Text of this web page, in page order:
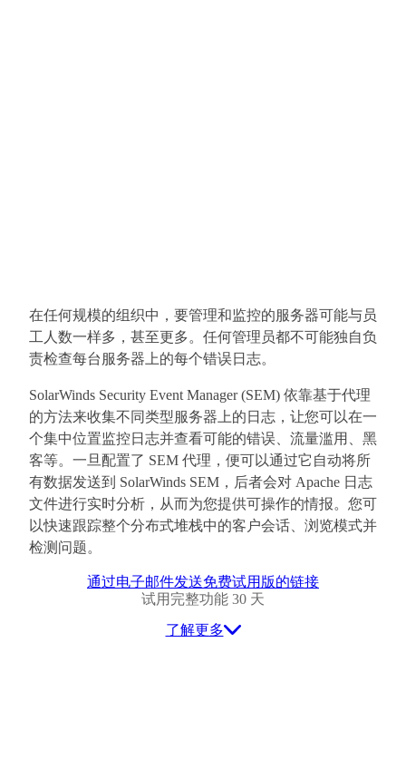
在任何规模的组织中，要管理和监控的服务器可能与员
工人数一样多，甚至更多。任何管理员都不可能独自负
责检查每台服务器上的每个错误日志。
SolarWinds Security Event Manager (SEM) 依靠基于代理
的方法来收集不同类型服务器上的日志，让您可以在一
个集中位置监控日志并查看可能的错误、流量滥用、黑
客等。一旦配置了 SEM 代理，便可以通过它自动将所
有数据发送到 SolarWinds SEM，后者会对 Apache 日志
文件进行实时分析，从而为您提供可操作的情报。您可
以快速跟踪整个分布式堆栈中的客户会话、浏览模式并
检测问题。
通过电子邮件发送免费试用版的链接
试用完整功能 30 天
了解更多